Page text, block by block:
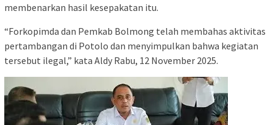
membenarkan hasil kesepakatan itu.
“Forkopimda dan Pemkab Bolmong telah membahas aktivitas
pertambangan di Potolo dan menyimpulkan bahwa kegiatan
tersebut ilegal,” kata Aldy Rabu, 12 November 2025.